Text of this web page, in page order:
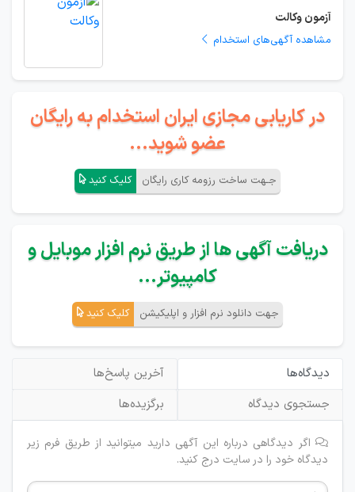
آزمون وکالت
مشاهده آگهی‌های استخدام
در کاریابی مجازی ایران استخدام به رایگان
عضو شوید...
جـهت ساخت رزومه کاری رایگان کلیک کنید
دریافت آگهی ها از طریق نرم افزار موبایل و
کامپیوتر...
جهت دانلود نرم افزار و اپلیکیشن کلیک کنید
دیدگاه‌ها
آخرین پاسخ‌ها
جستجوی دیدگاه
برگزیده‌ها
اگر دیدگاهی درباره این آگهی دارید میتوانید از طریق فرم زیر
دیدگاه خود را در سایت درج کنید.